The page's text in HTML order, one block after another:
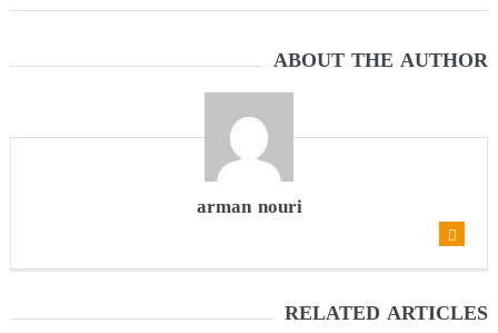
ABOUT THE AUTHOR
arman nouri
RELATED ARTICLES